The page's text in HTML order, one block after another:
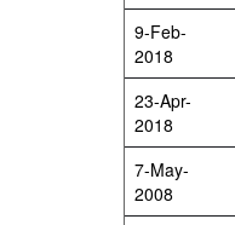
9-Feb-
2018
23-Apr-
2018
7-May-
2008